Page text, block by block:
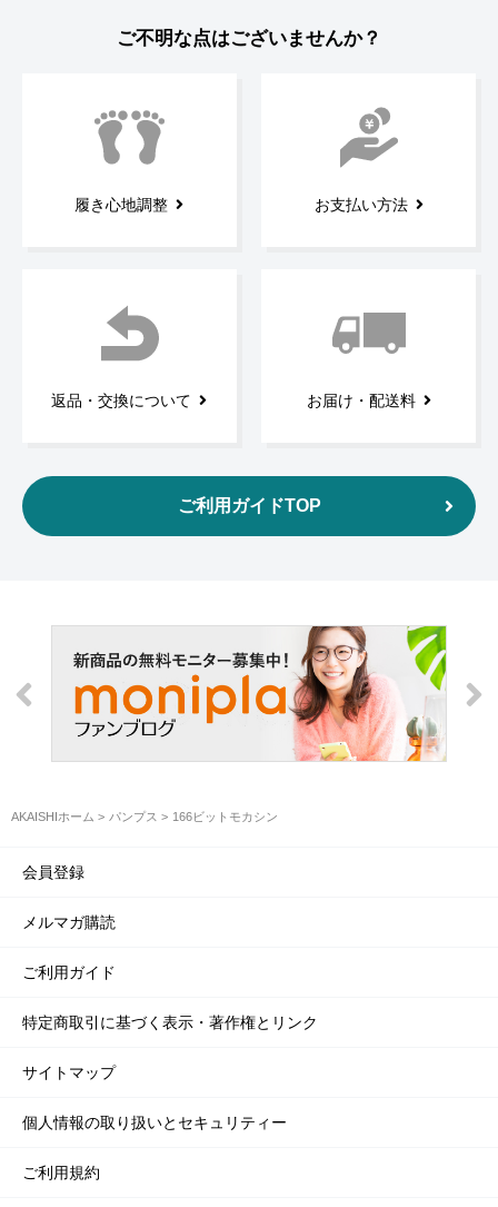
ご不明な点はございませんか？
履き心地調整 お支払い方法
返品・交換について お届け・配送料
ご利用ガイドTOP
AKAISHIホーム パンプス 166ビットモカシン
会員登録
メルマガ購読
ご利用ガイド
特定商取引に基づく表示・著作権とリンク
サイトマップ
個人情報の取り扱いとセキュリティー
ご利用規約